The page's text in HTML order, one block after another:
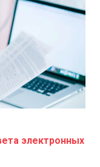
электронных